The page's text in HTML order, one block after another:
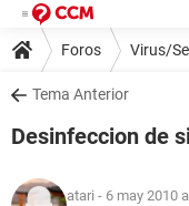
Foros Virus/
Tema Anterior
Desinfeccion de
atari - 6 may 2010